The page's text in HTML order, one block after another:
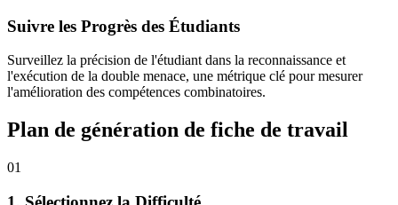
Suivre les Progrès des Étudiants
Surveillez la précision de l'étudiant dans la reconnaissance et
l'exécution de la double menace, une métrique clé pour mesurer
l'amélioration des compétences combinatoires.
Plan de génération de fiche de travail
01